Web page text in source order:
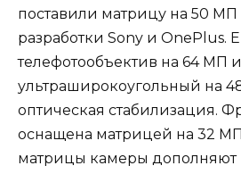
поставили матрицу на 50 МП
разработки Sony и OnePlus.
телефотообъектив на 64 МП и
ультраширокоугольный на
оптическая стабилизация.
оснащена матрицей на 32
матрицы камеры дополняют